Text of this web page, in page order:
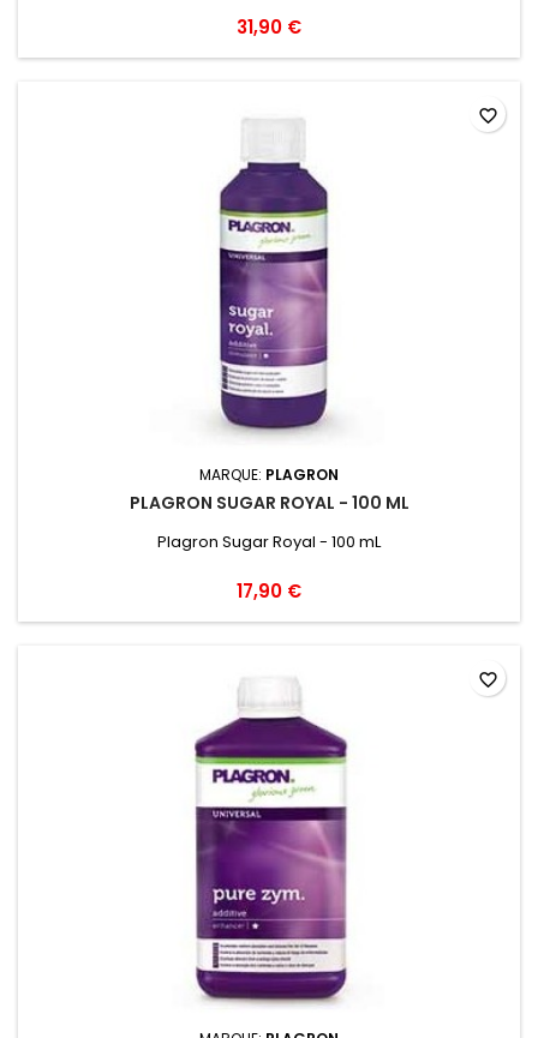
31,90 €
MARQUE: PLAGRON
PLAGRON SUGAR ROYAL - 100 ML
Plagron Sugar Royal - 100 mL
17,90 €
favorite_border
favorite_border